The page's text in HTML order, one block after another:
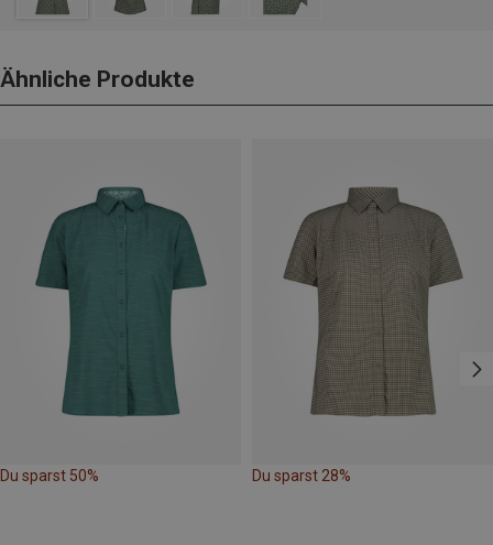
Ähnliche Produkte
Du sparst 50% Du sparst 28%